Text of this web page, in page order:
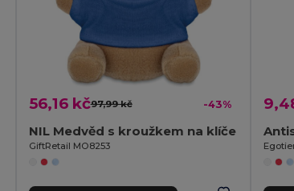
56,16 kč97,99 kč -43%
NIL Medvěd s kroužkem na klíče
GiftRetail MO8253